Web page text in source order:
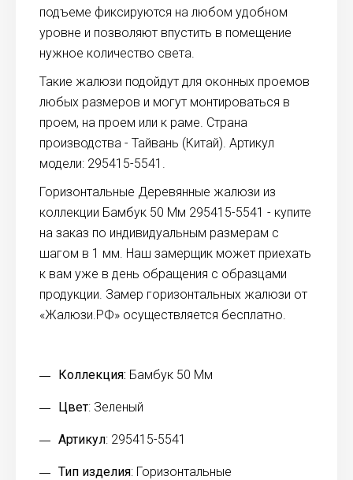
подъеме фиксируются на любом удобном
уровне и позволяют впустить в помещение
нужное количество света.
Такие жалюзи подойдут для оконных проемов
любых размеров и могут монтироваться в
проем, на проем или к раме. Страна
производства - Тайвань (Китай). Артикул
модели: 295415-5541.
Горизонтальные Деревянные жалюзи из
коллекции Бамбук 50 Мм 295415-5541 - купите
на заказ по индивидуальным размерам с
шагом в 1 мм. Наш замерщик может приехать
к вам уже в день обращения с образцами
продукции. Замер горизонтальных жалюзи от
«Жалюзи.РФ» осуществляется бесплатно.
Коллекция: Бамбук 50 Мм
Цвет: Зеленый
Артикул: 295415-5541
Тип изделия: Горизонтальные